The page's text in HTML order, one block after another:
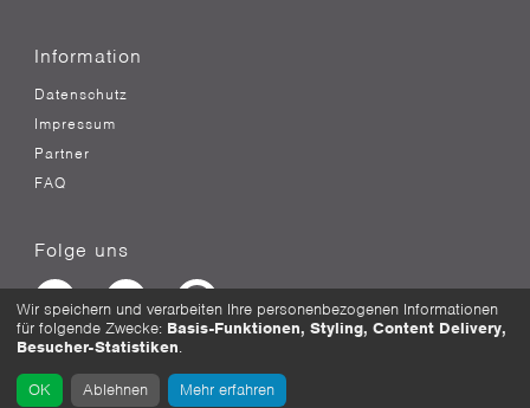
Information
Datenschutz
Impressum
Partner
FAQ
Folge uns
Wir speichern und verarbeiten Ihre personenbezogenen Informationen
für folgende Zwecke: Basis-Funktionen, Styling, Content Delivery,
Besucher-Statistiken.
OK Ablehnen Mehr erfahren